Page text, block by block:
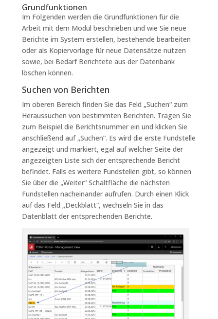
Grundfunktionen
Im Folgenden werden die Grundfunktionen für die
Arbeit mit dem Modul beschrieben und wie Sie neue
Berichte im System erstellen, bestehende bearbeiten
oder als Kopiervorlage für neue Datensätze nutzen
sowie, bei Bedarf Berichtete aus der Datenbank
löschen können.
Suchen von Berichten
Im oberen Bereich finden Sie das Feld „Suchen“ zum
Heraussuchen von bestimmten Berichten. Tragen Sie
zum Beispiel die Berichtsnummer ein und klicken Sie
anschließend auf „Suchen“. Es wird die erste Fundstelle
angezeigt und markiert, egal auf welcher Seite der
angezeigten Liste sich der entsprechende Bericht
befindet. Falls es weitere Fundstellen gibt, so können
Sie über die „Weiter“ Schaltfläche die nächsten
Fundstellen nacheinander aufrufen. Durch einen Klick
auf das Feld „Deckblatt“, wechseln Sie in das
Datenblatt der entsprechenden Berichte.